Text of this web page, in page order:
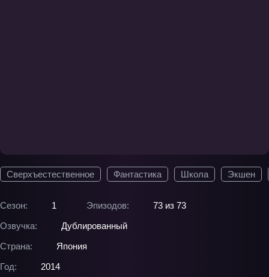
Сверхъестественное Фантастика Школа Экшен
Сезон: 1 Эпизодов:
73 из 73
Озвучка:
Дублированный
Страна:
Япония
Год:
2014